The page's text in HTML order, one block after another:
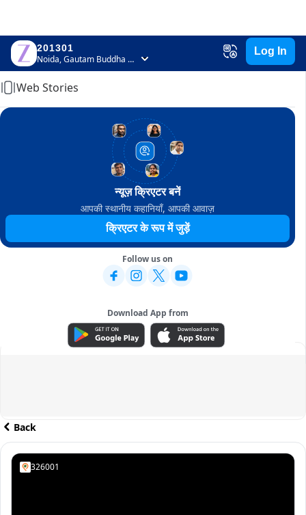
201301
Noida, Gautam Buddha Nagar, Uttar Pradesh
Log In
Home
Web Stories
न्यूज़ क्रिएटर बनें
आपकी स्थानीय कहानियाँ, आपकी आवाज़
क्रिएटर के रूप में जुड़ें
Follow us on
Download App from
ADVERTISEMENT
Back
326001